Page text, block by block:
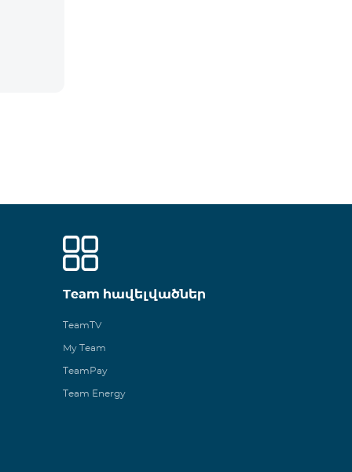
Team հավելվածներ
TeamTV
My Team
TeamPay
Team Energy